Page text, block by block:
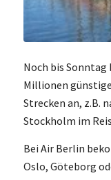
Noch bis
Millionen
Strecken an, z.B.
Stockholm im
Bei Air Berlin
Oslo, Göteborg